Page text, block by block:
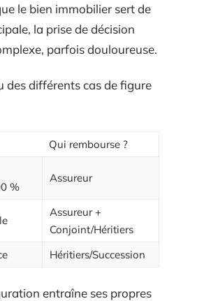
le bien immobilier sert de
la prise de décision
parfois douloureuse.
des différents cas de figure
Qui rembourse ?
%
Assureur
Assureur +
Conjoint/Héritiers
Héritiers/Succession
entraîne ses propres